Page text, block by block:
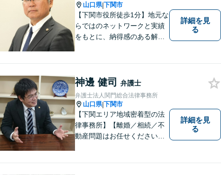
山口県|下関市
【下関市役所徒歩1分】地元な
らではのネットワークと実績
をもとに、納得感のある解決
詳細を見
る
神邊 健司 弁護士
弁護士法人関門総合法律事務所
山口県|下関市
【下関エリア地域密着型の法
律事務所】【離婚／相続／不
動産問題はお任せください】
詳細を見
る